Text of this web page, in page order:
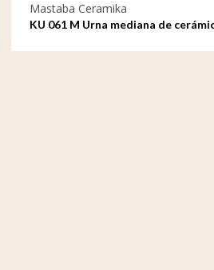
Mastaba Ceramika
KU 061 M Urna mediana de